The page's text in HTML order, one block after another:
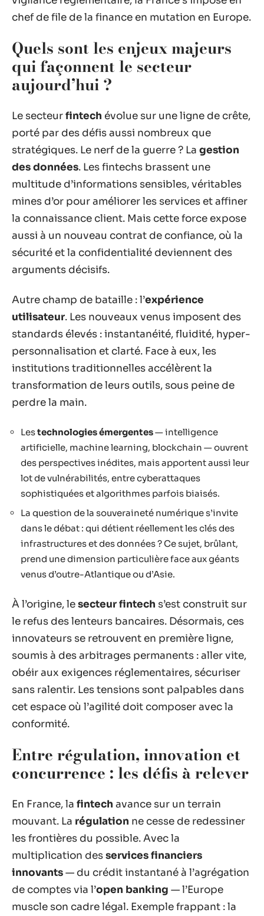
chef de file de la finance en mutation en Europe.
Quels sont les enjeux majeurs
qui façonnent le secteur
aujourd’hui ?
Le secteurfintech évolue sur une ligne de crête,
porté par des défis aussi nombreux que
stratégiques. Le nerf de la guerre ? La gestion
des données. Les fintechs brassent une
multitude d’informations sensibles, véritables
mines d’or pour améliorer les services et affiner
la connaissance client. Mais cette force expose
aussi à un nouveau contrat de confiance, où la
sécurité et la confidentialité deviennent des
arguments décisifs.
Autre champ de bataille : l’expérience
utilisateur. Les nouveaux venus imposent des
standards élevés : instantanéité, fluidité, hyper-
personnalisation et clarté. Face à eux, les
institutions traditionnelles accélèrent la
transformation de leurs outils, sous peine de
perdre la main.
Lestechnologies émergentes— intelligence
artificielle, machine learning, blockchain — ouvrent
des perspectives inédites, mais apportent aussi leur
lot de vulnérabilités, entre cyberattaques
sophistiquées et algorithmes parfois biaisés.
La question de la souveraineté numérique s’invite
dans le débat : qui détient réellement les clés des
infrastructures et des données ? Ce sujet, brûlant,
prend une dimension particulière face aux géants
venus d’outre-Atlantique ou d’Asie.
À l’origine, lesecteur fintech s’est construit sur
le refus des lenteurs bancaires. Désormais, ces
innovateurs se retrouvent en première ligne,
soumis à des arbitrages permanents : aller vite,
obéir aux exigences réglementaires, sécuriser
sans ralentir. Les tensions sont palpables dans
cet espace où l’agilité doit composer avec la
conformité.
Entre régulation, innovation et
concurrence : les défis à relever
En France, la fintech avance sur un terrain
mouvant. La régulation ne cesse de redessiner
les frontières du possible. Avec la
multiplication desservices financiers
innovants— du crédit instantané à l’agrégation
de comptes via l’open banking — l’Europe
muscle son cadre légal. Exemple frappant : la